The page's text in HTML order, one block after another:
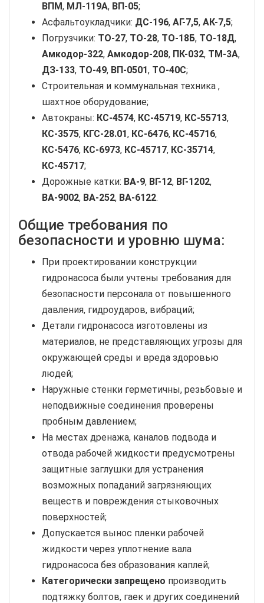
ВПМ, МЛ-119А, ВП-05;
Асфальтоукладчики: ДС-196, АГ-7,5, АК-7,5;
Погрузчики: ТО-27, ТО-28, ТО-18Б, ТО-18Д,
Амкодор-322, Амкодор-208, ПК-032, ТМ-3А,
ДЗ-133, ТО-49, ВП-0501, ТО-40С;
Строительная и коммунальная техника ,
шахтное оборудование;
Автокраны: КС-4574, КС-45719, КС-55713,
КС-3575, КГС-28.01, КС-6476, КС-45716,
КС-5476, КС-6973, КС-45717, КС-35714,
КС-45717;
Дорожные катки: ВА-9, ВГ-12, ВГ-1202,
ВА-9002, ВА-252, ВА-6122.
Общие требования по
безопасности и уровню шума:
При проектировании конструкции
гидронасоса были учтены требования для
безопасности персонала от повышенного
давления, гидроударов, вибраций;
Детали гидронасоса изготовлены из
материалов, не представляющих угрозы для
окружающей среды и вреда здоровью
людей;
Наружные стенки герметичны, резьбовые и
неподвижные соединения проверены
пробным давлением;
На местах дренажа, каналов подвода и
отвода рабочей жидкости предусмотрены
защитные заглушки для устранения
возможных попаданий загрязняющих
веществ и повреждения стыковочных
поверхностей;
Допускается вынос пленки рабочей
жидкости через уплотнение вала
гидронасоса без образования каплей;
Категорически запрещено производить
подтяжку болтов, гаек и других соединений